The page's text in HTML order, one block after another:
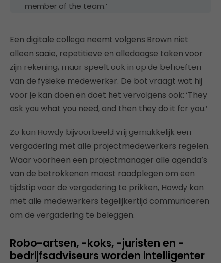
member of the team.’
Een digitale collega neemt volgens Brown niet
alleen saaie, repetitieve en alledaagse taken voor
zijn rekening, maar speelt ook in op de behoeften
van de fysieke medewerker. De bot vraagt wat hij
voor je kan doen en doet het vervolgens ook: ‘They
ask you what you need, and then they do it for you.’
Zo kan Howdy bijvoorbeeld vrij gemakkelijk een
vergadering met alle projectmedewerkers regelen.
Waar voorheen een projectmanager alle agenda’s
van de betrokkenen moest raadplegen om een
tijdstip voor de vergadering te prikken, Howdy kan
met alle medewerkers tegelijkertijd communiceren
om de vergadering te beleggen.
Robo-artsen, -koks, -juristen en -
bedrijfsadviseurs worden intelligenter